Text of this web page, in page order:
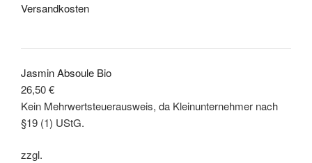
Versandkosten
Jasmin Absoule Bio
26,50€
Kein Mehrwertsteuerausweis, da Kleinunternehmer nach
§19 (1) UStG.
zzgl.